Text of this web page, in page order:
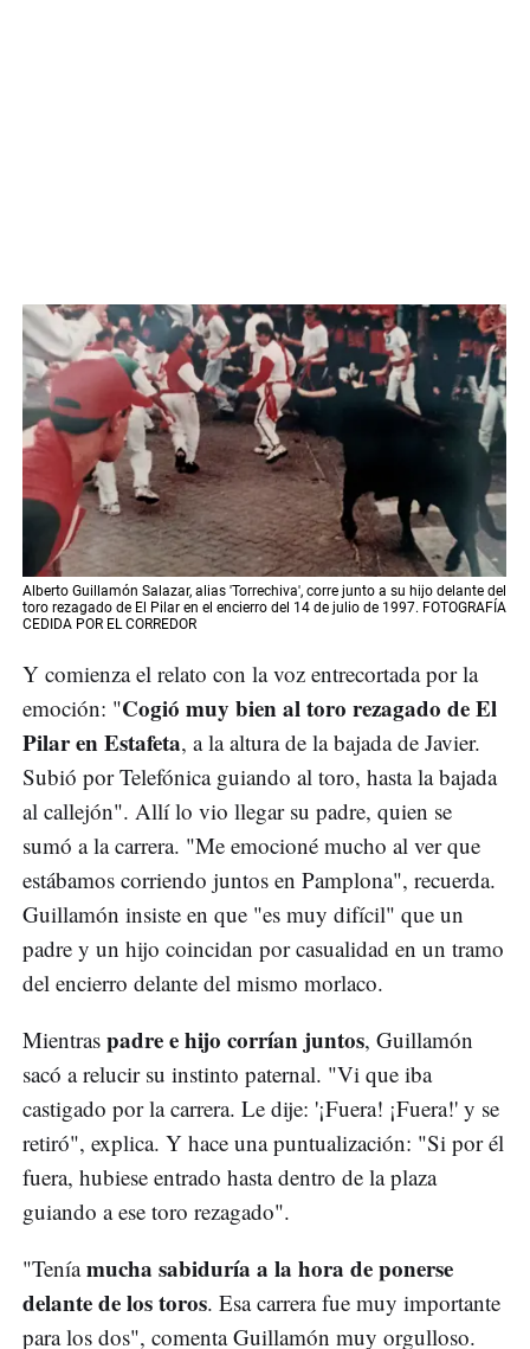
Alberto Guillamón Salazar, alias 'Torrechiva', corre junto a su hijo delante del
toro rezagado de El Pilar en el encierro del 14 de julio de 1997. FOTOGRAFÍA
CEDIDA POR EL CORREDOR
Y comienza el relato con la voz entrecortada por la
emoción: "Cogió muy bien al toro rezagado de El
Pilar en Estafeta, a la altura de la bajada de Javier.
Subió por Telefónica guiando al toro, hasta la bajada
al callejón". Allí lo vio llegar su padre, quien se
sumó a la carrera. "Me emocioné mucho al ver que
estábamos corriendo juntos en Pamplona", recuerda.
Guillamón insiste en que "es muy difícil" que un
padre y un hijo coincidan por casualidad en un tramo
del encierro delante del mismo morlaco.
Mientras padre e hijo corrían juntos, Guillamón
sacó a relucir su instinto paternal. "Vi que iba
castigado por la carrera. Le dije: '¡Fuera! ¡Fuera!' y se
retiró", explica. Y hace una puntualización: "Si por él
fuera, hubiese entrado hasta dentro de la plaza
guiando a ese toro rezagado".
"Teníamucha sabiduría a la hora de ponerse
delante de los toros. Esa carrera fue muy importante
para los dos", comenta Guillamón muy orgulloso.